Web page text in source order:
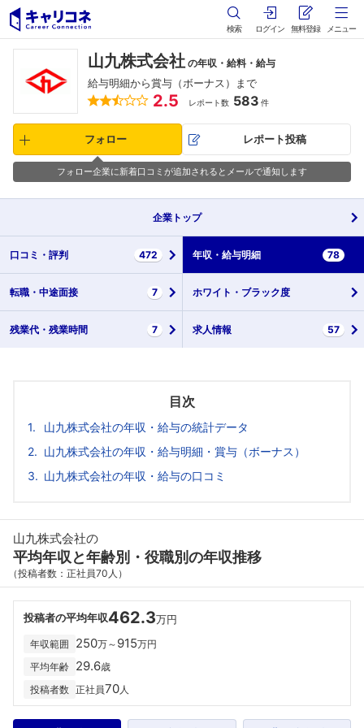
検索 ログイン 無料登録 メニュー
山九株式会社 の年収・給料・給与
給与明細から賞与（ボーナス）まで
2.5 レポート数 583 件
フォロー レポート投稿
フォロー企業に新着口コミが追加されるとメールで通知します
企業 トップ
口コミ・ 評判 472 年収・ 給与明細 78
転職・ 中途面接 7 ホワイト・ ブラック度
残業代・ 残業時間 7 求人情報 57
目次
山九株式会社の年収・給与の統計データ
山九株式会社の年収・給与明細・賞与（ボーナス）
山九株式会社の年収・給与の口コミ
山九株式会社の
平均年収と年齢別・役職別の年収推移
（投稿者数：正社員70人）
投稿者の平均年収462.3万円
年収範囲 250万～ 915万円
平均年齢 29.6歳
投稿者数 正社員70人